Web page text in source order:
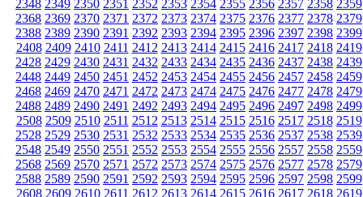
2348 2349 2350 2351 2352 2353 2354 2355 2356 2357 2358 2359
2368 2369 2370 2371 2372 2373 2374 2375 2376 2377 2378 2379
2388 2389 2390 2391 2392 2393 2394 2395 2396 2397 2398 2399
2408 2409 2410 2411 2412 2413 2414 2415 2416 2417 2418 2419
2428 2429 2430 2431 2432 2433 2434 2435 2436 2437 2438 2439
2448 2449 2450 2451 2452 2453 2454 2455 2456 2457 2458 2459
2468 2469 2470 2471 2472 2473 2474 2475 2476 2477 2478 2479
2488 2489 2490 2491 2492 2493 2494 2495 2496 2497 2498 2499
2508 2509 2510 2511 2512 2513 2514 2515 2516 2517 2518 2519
2528 2529 2530 2531 2532 2533 2534 2535 2536 2537 2538 2539
2548 2549 2550 2551 2552 2553 2554 2555 2556 2557 2558 2559
2568 2569 2570 2571 2572 2573 2574 2575 2576 2577 2578 2579
2588 2589 2590 2591 2592 2593 2594 2595 2596 2597 2598 2599
2608 2609 2610 2611 2612 2613 2614 2615 2616 2617 2618 2619